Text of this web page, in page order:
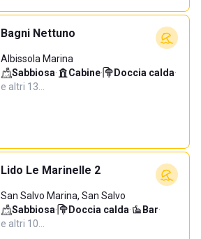
Bagni Nettuno
Albissola Marina
Sabbiosa· Cabine· Doccia calda·
e altri 13…
Lido Le Marinelle 2
San Salvo Marina, San Salvo
Sabbiosa· Doccia calda· Bar·
e altri 10…